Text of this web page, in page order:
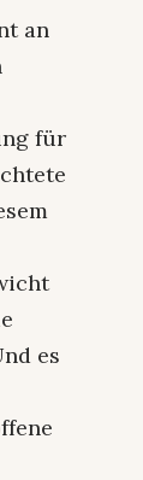
an
für
es